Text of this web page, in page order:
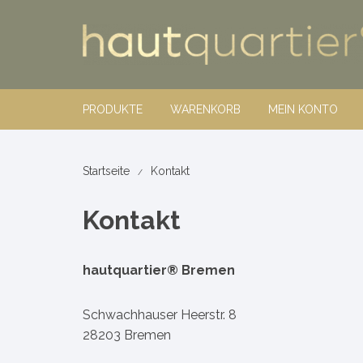
PRODUKTE
Rosel Heim
Make-up
Nahrungsergänzungsmittel
WARENKORB MEIN KONTO
Startseite Kontakt
Kontakt
hautquartier® Bremen
Schwachhauser Heerstr. 8
28203 Bremen